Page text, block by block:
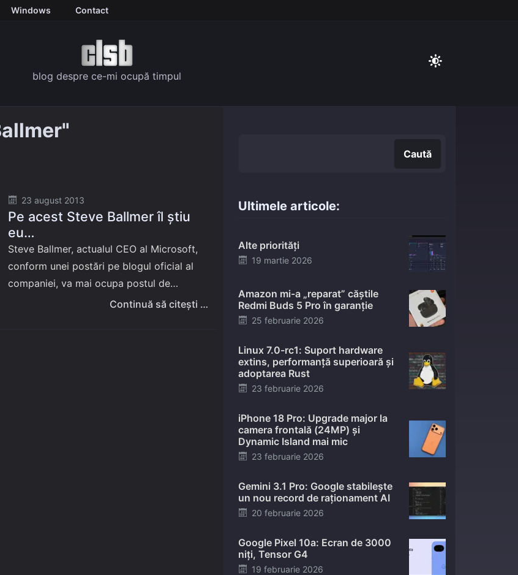
Windows Contact
blog despre ce-mi ocupă timpul
Posted
on
23 august 2013
Pe acest Steve Ballmer îl știu
eu…
Steve Ballmer, actualul CEO al Microsoft,
conform unei postări pe blogul oficial al
companiei, va mai ocupa postul de
conducere încă 12 luni. Nici o zi mai mult
Continuă să citești …
Caută
Ultimele articole:
Alte priorități
Posted
19 martie 2026
Amazon mi-a „reparat” căștile
Redmi Buds 5 Pro în garanție
Posted
25 februarie 2026
Linux 7.0-rc1: Suport hardware
extins, performanță superioară și
adoptarea Rust
Posted
23 februarie 2026
iPhone 18 Pro: Upgrade major la
camera frontală (24MP) și
Dynamic Island mai mic
Posted
23 februarie 2026
Gemini 3.1 Pro: Google stabilește
un nou record de raționament AI
Posted
20 februarie 2026
Google Pixel 10a: Ecran de 3000
niți, Tensor G4
Posted
19 februarie 2026